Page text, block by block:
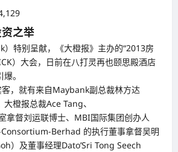
之举
特别呈献，《大橙报》主办的“2013房
）大会，日前在八打灵再也颐思殿酒店
。
，就有来自Maybank副总裁林方达
大橙报总裁Ace Tang、
拿督刘运联博士、MBI国际集团创办人
Berhad 的执行董事拿督吴明
）及董事经理Dato’Sri Tong Seech